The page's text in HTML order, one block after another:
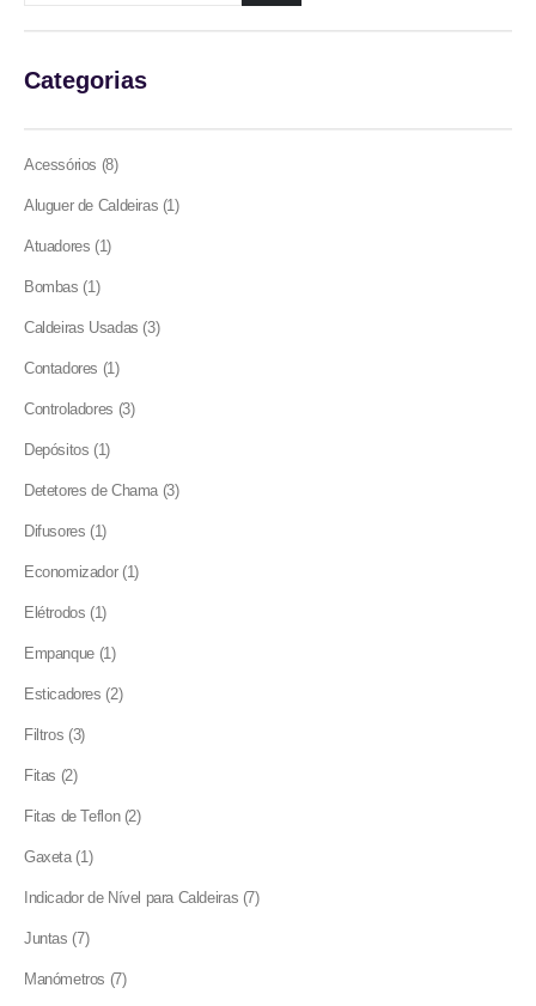
product
Categorias
Acessórios 88
Aluguer de Caldeiras 11
Atuadores 11
Bombas 1 1
Caldeiras Usadas 33
Contadores 1 1
Controladores 33
Depósitos 11
Detetores de Chama 33
Difusores 11
Economizador 11
Elétrodos 11
Empanque 1 1
Esticadores 22
Filtros 33
Fitas 22
Fitas de Teflon 22
Gaxeta 1 1
Indicador de Nível para Caldeiras 77
Juntas 77
Manómetros 77